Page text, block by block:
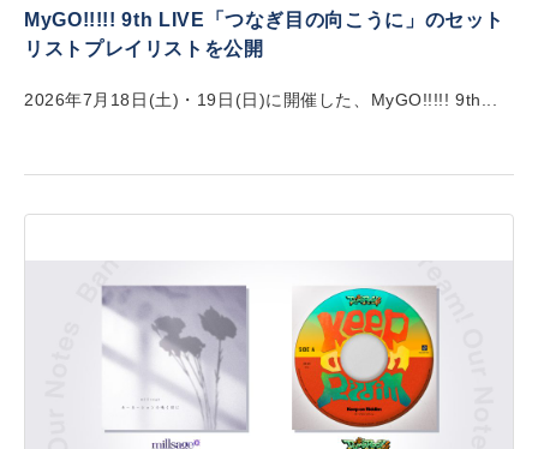
MyGO!!!!! 9th LIVE「つなぎ目の向こうに」のセット
リストプレイリストを公開
2026年7月18日(土)・19日(日)に開催した、MyGO!!!!! 9th...